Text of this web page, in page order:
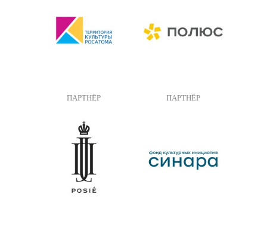
ПАРТНЁР ПАРТНЁР